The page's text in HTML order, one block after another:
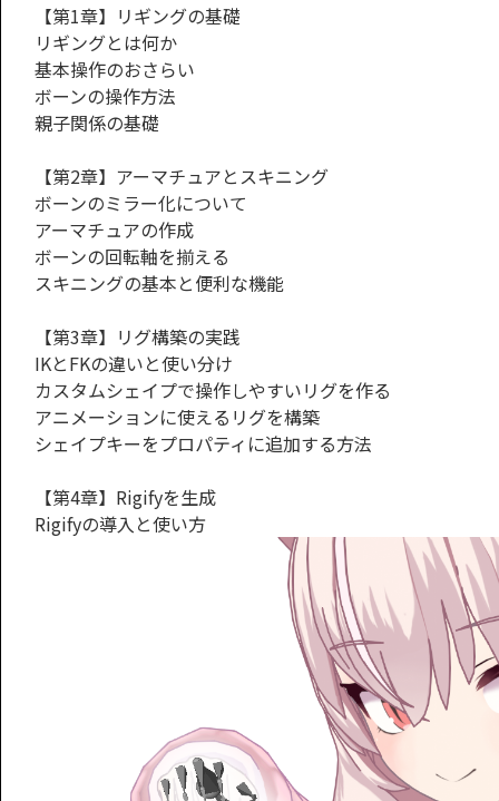
【第1章】リギングの基礎
リギングとは何か
基本操作のおさらい
ボーンの操作方法
親子関係の基礎
【第2章】アーマチュアとスキニング
ボーンのミラー化について
アーマチュアの作成
ボーンの回転軸を揃える
スキニングの基本と便利な機能
【第3章】リグ構築の実践
IKとFKの違いと使い分け
カスタムシェイプで操作しやすいリグを作る
アニメーションに使えるリグを構築
シェイプキーをプロパティに追加する方法
【第4章】Rigifyを生成
Rigifyの導入と使い方